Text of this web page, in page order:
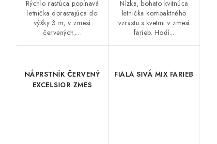
Rýchlo rastúca popínavá
letnička dorastajúca do
výšky 3 m, v zmesi
červených,...
Nízka, bohato kvitnúca
letnička kompaktného
vzrastu s kvetmi v zmesi
farieb. Hodí...
NÁPRSTNÍK ČERVENÝ
EXCELSIOR ZMES
FIALA SIVÁ MIX FARIEB